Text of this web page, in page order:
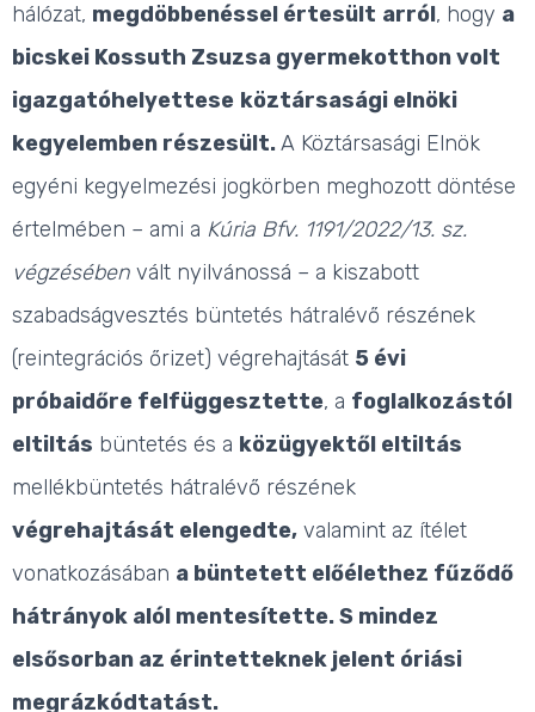
hálózat, megdöbbenéssel értesült arról, hogy a
bicskei Kossuth Zsuzsa gyermekotthon volt
igazgatóhelyettese köztársasági elnöki
kegyelemben részesült.A Köztársasági Elnök
egyéni kegyelmezési jogkörben meghozott döntése
értelmében – ami a Kúria Bfv. 1191/2022/13. sz.
végzésében vált nyilvánossá – a kiszabott
szabadságvesztés büntetés hátralévő részének
(reintegrációs őrizet) végrehajtását 5 évi
próbaidőre felfüggesztette, a foglalkozástól
eltiltás büntetés és a közügyektől eltiltás
mellékbüntetés hátralévő részének
végrehajtását elengedte, valamint az ítélet
vonatkozásában a büntetett előélethez fűződő
hátrányok alól mentesítette. S mindez
elsősorban az érintetteknek jelent óriási
megrázkódtatást.